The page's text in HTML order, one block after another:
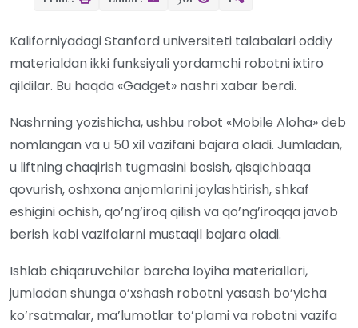
Kaliforniyadagi Stanford universiteti talabalari oddiy
materialdan ikki funksiyali yordamchi robotni ixtiro
qildilar. Bu haqda «Gadget» nashri xabar berdi.
Nashrning yozishicha, ushbu robot «Mobile Aloha» deb
nomlangan va u 50 xil vazifani bajara oladi. Jumladan,
u liftning chaqirish tugmasini bosish, qisqichbaqa
qovurish, oshxona anjomlarini joylashtirish, shkaf
eshigini ochish, qo’ng’iroq qilish va qo’ng’iroqqa javob
berish kabi vazifalarni mustaqil bajara oladi.
Ishlab chiqaruvchilar barcha loyiha materiallari,
jumladan shunga o’xshash robotni yasash bo’yicha
ko’rsatmalar, ma’lumotlar to’plami va robotni vazifa